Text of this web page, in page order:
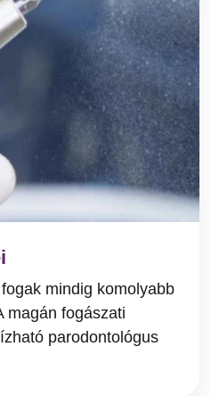
mindig komolyabb
magán fogászati
parodontológus